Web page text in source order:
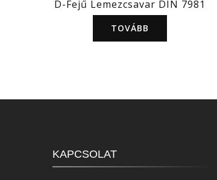
D-Fejű Lemezcsavar DIN 7981
TOVÁBB
KAPCSOLAT